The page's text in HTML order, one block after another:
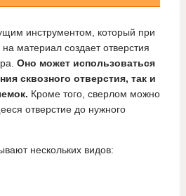
инструментом, который при
материал создает отверстия
Оно может использоваться
сквозного отверстия, так и
Кроме того, сверлом можно
отверстие до нужного
нескольких видов: